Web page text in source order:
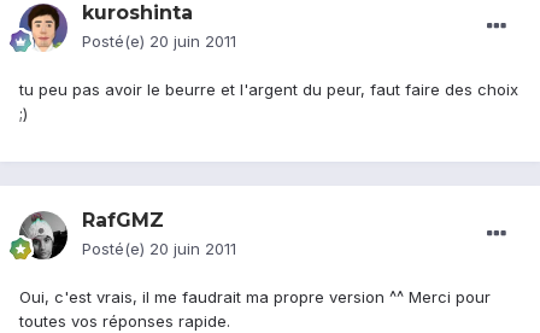
kuroshinta
Posté(e) 20 juin 2011
tu peu pas avoir le beurre et l'argent du peur, faut faire des choix
;)
RafGMZ
Posté(e) 20 juin 2011
Oui, c'est vrais, il me faudrait ma propre version ^^ Merci pour
toutes vos réponses rapide.